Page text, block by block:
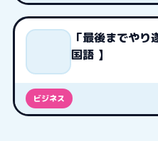
「最後までや
国語 】
ビジネス